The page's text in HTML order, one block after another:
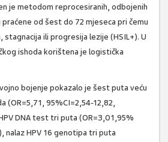
je metodom reprocesiranih, odbojenih
praćene od šest do 72 mjeseca pri čemu
ili progresija lezije (HSIL+). U
ishoda korištena je logistička
bojenje pokazalo je šest puta veću
(OR=5,71, 95%CI=2,54-12,82,
DNA test tri puta (OR=3,01,95%
nalaz HPV 16 genotipa tri puta